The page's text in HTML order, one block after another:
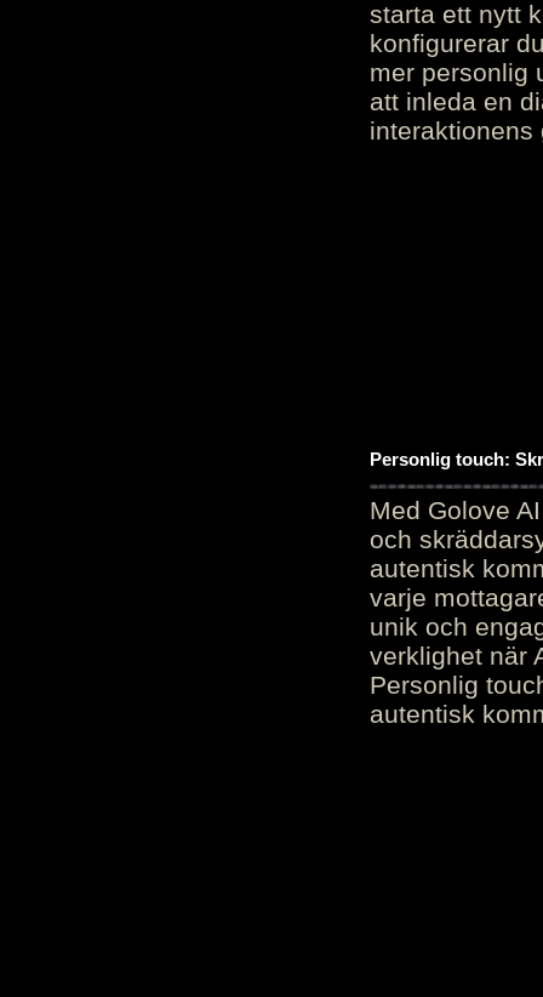
starta ett nytt
konfigurerar
mer personlig
att inleda en
interaktionens
Personlig touch:
Med Golove
och
autentisk
varje
unik och
verklighet när
Personlig
autentisk